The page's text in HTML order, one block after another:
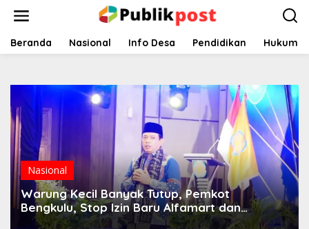
Beranda Nasional Info Desa Pendidikan Hukum
Nasional
Warung Kecil Banyak Tutup, Pemkot
Bengkulu, Stop Izin Baru Alfamart dan
Indomaret